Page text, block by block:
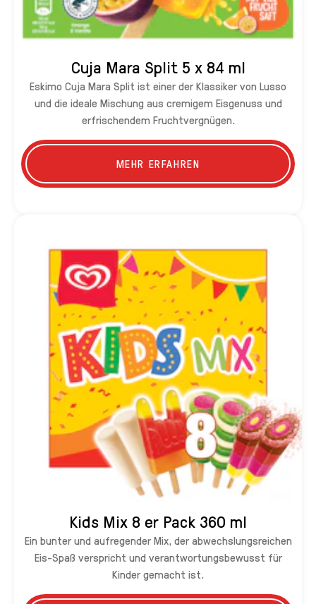
Cuja Mara Split 5 x 84 ml
Eskimo Cuja Mara Split ist einer der Klassiker von Lusso
und die ideale Mischung aus cremigem Eisgenuss und
erfrischendem Fruchtvergnügen.
MEHR ERFAHREN
Kids Mix 8 er Pack 360 ml
Ein bunter und aufregender Mix, der abwechslungsreichen
Eis-Spaß verspricht und verantwortungsbewusst für
Kinder gemacht ist.